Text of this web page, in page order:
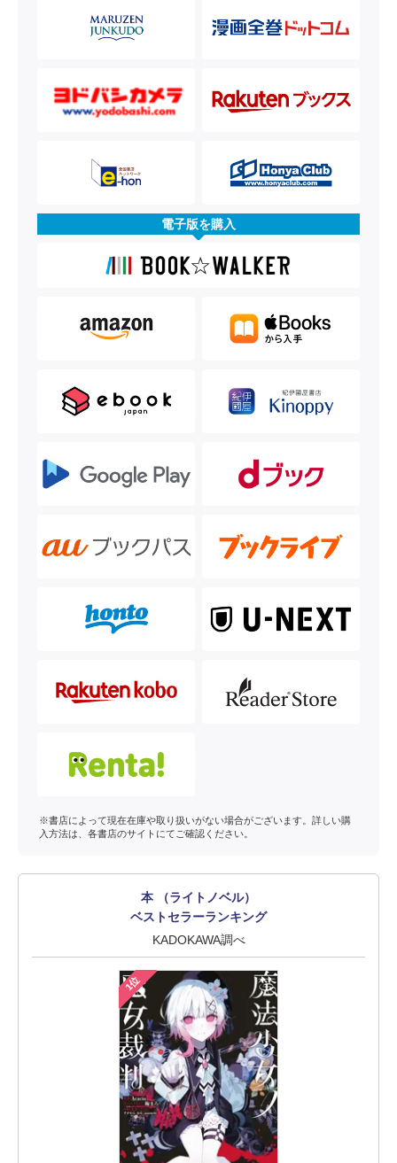
電子版を購入
※書店によって現在在庫や取り扱いがない場合がございます。詳しい購
入方法は、各書店のサイトにてご確認ください。
本 （ライトノベル）
ベストセラーランキング
KADOKAWA調べ
1位